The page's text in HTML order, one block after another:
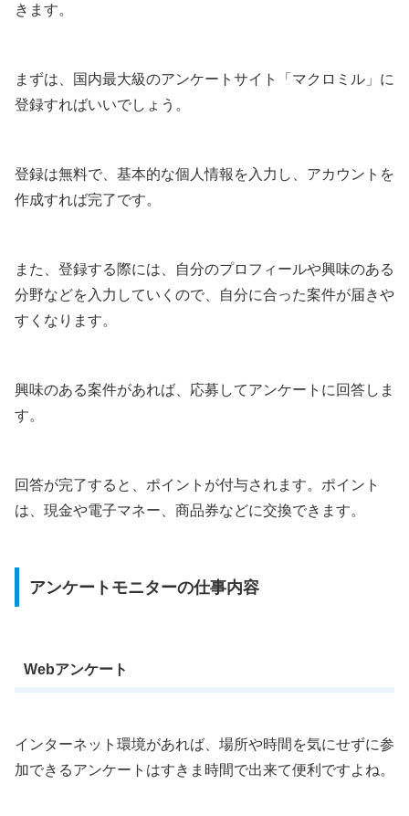
きます。
まずは、国内最大級のアンケートサイト「マクロミル」に
登録すればいいでしょう。
登録は無料で、基本的な個人情報を入力し、アカウントを
作成すれば完了です。
また、登録する際には、自分のプロフィールや興味のある
分野などを入力していくので、自分に合った案件が届きや
すくなります。
興味のある案件があれば、応募してアンケートに回答しま
す。
回答が完了すると、ポイントが付与されます。ポイント
は、現金や電子マネー、商品券などに交換できます。
アンケートモニターの仕事内容
Webアンケート
インターネット環境があれば、場所や時間を気にせずに参
加できるアンケートはすきま時間で出来て便利ですよね。